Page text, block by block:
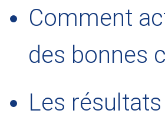
Comment
des bonnes
Les